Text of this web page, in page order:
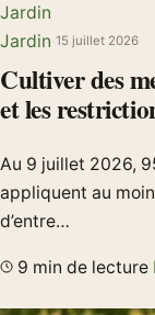
Jardin
Jardin 15 juillet 2026
Cultiver des
et les
Au 9 juillet 2026,
appliquent au
d’entre…
9 min de lecture